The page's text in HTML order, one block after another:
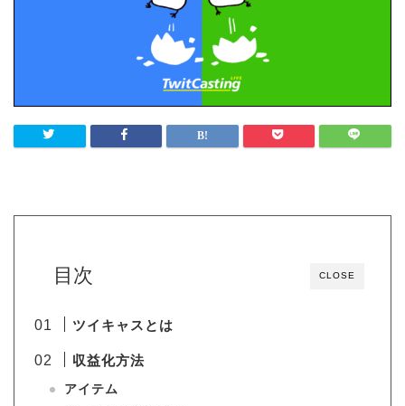
CLOSE
目次
ツイキャスとは
収益化方法
アイテム